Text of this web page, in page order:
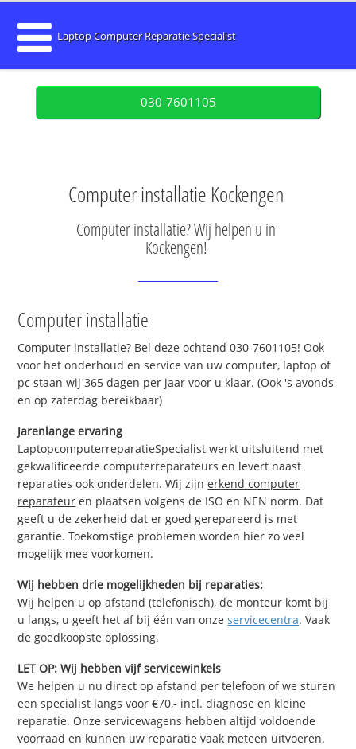
Laptop Computer Reparatie Specialist
030-7601105
Computer installatie Kockengen
Computer installatie? Wij helpen u in
Kockengen!
Computer installatie
Computer installatie? Bel deze ochtend 030-7601105! Ook
voor het onderhoud en service van uw computer, laptop of
pc staan wij 365 dagen per jaar voor u klaar. (Ook 's avonds
en op zaterdag bereikbaar)
Jarenlange ervaring
LaptopcomputerreparatieSpecialist werkt uitsluitend met
gekwalificeerde computerreparateurs en levert naast
reparaties ook onderdelen. Wij zijnerkend computer
reparateur en plaatsen volgens de ISO en NEN norm. Dat
geeft u de zekerheid dat er goed gerepareerd is met
garantie. Toekomstige problemen worden hier zo veel
mogelijk mee voorkomen.
Wij hebben drie mogelijkheden bij reparaties:
Wij helpen u op afstand (telefonisch), de monteur komt bij
u langs, u geeft het af bij één van onzeservicecentra. Vaak
de goedkoopste oplossing.
LET OP: Wij hebben vijf servicewinkels
We helpen u nu direct op afstand per telefoon of we sturen
een specialist langs voor €70,- incl. diagnose en kleine
reparatie. Onze servicewagens hebben altijd voldoende
voorraad en kunnen uw reparatie vaak meteen uitvoeren.